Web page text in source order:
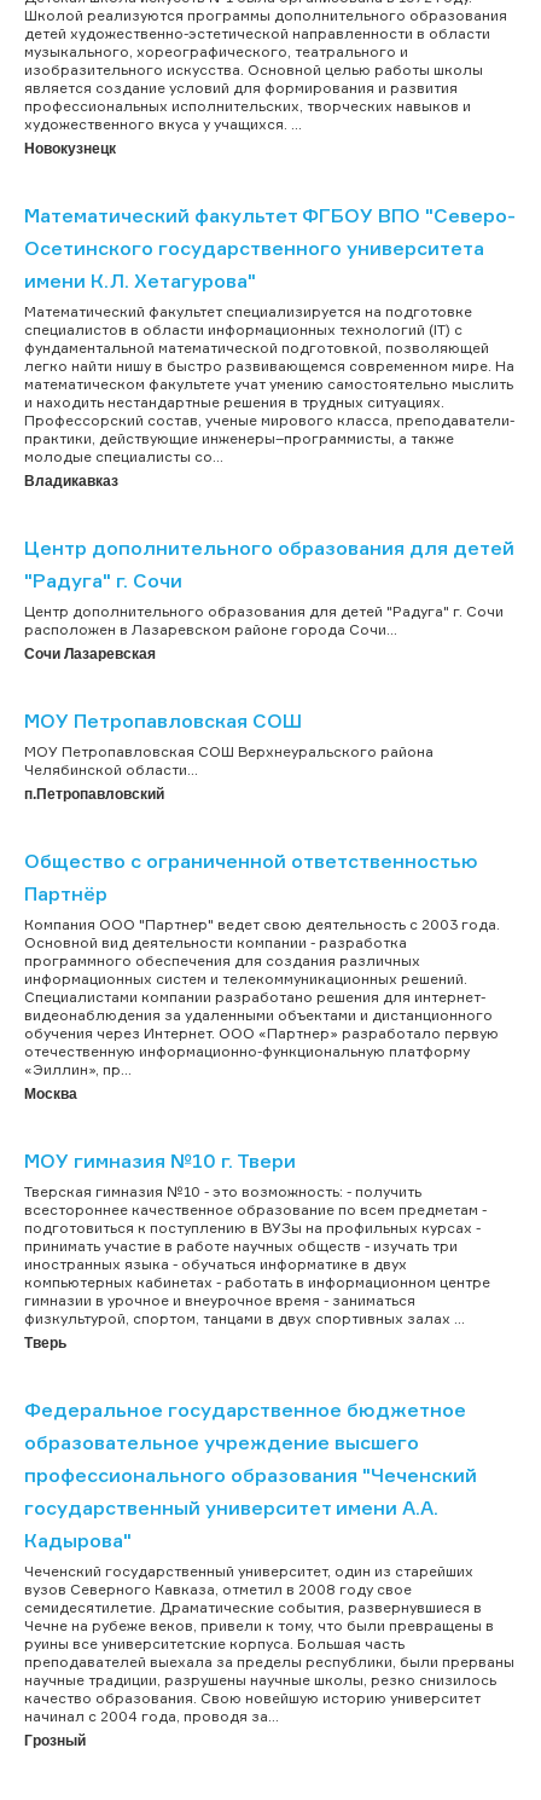
Школой реализуются программы дополнительного образования
детей художественно-эстетической направленности в области
музыкального, хореографического, театрального и
изобразительного искусства. Основной целью работы школы
является создание условий для формирования и развития
профессиональных исполнительских, творческих навыков и
художественного вкуса у учащихся. ...
Новокузнецк
Математический факультет ФГБОУ ВПО "Северо-
Осетинского государственного университета
имени К.Л. Хетагурова"
Математический факультет специализируется на подготовке
специалистов в области информационных технологий (IT) с
фундаментальной математической подготовкой, позволяющей
легко найти нишу в быстро развивающемся современном мире. На
математическом факультете учат умению самостоятельно мыслить
и находить нестандартные решения в трудных ситуациях.
Профессорский состав, ученые мирового класса, преподаватели-
практики, действующие инженеры–программисты, а также
молодые специалисты со...
Владикавказ
Центр дополнительного образования для детей
"Радуга" г. Сочи
Центр дополнительного образования для детей "Радуга" г. Сочи
расположен в Лазаревском районе города Сочи...
Сочи Лазаревская
МОУ Петропавловская СОШ
МОУ Петропавловская СОШ Верхнеуральского района
Челябинской области...
п.Петропавловский
Общество с ограниченной ответственностью
Партнёр
Компания ООО "Партнер" ведет свою деятельность с 2003 года.
Основной вид деятельности компании - разработка
программного обеспечения для создания различных
информационных систем и телекоммуникационных решений.
Специалистами компании разработано решения для интернет-
видеонаблюдения за удаленными объектами и дистанционного
обучения через Интернет. ООО «Партнер» разработало первую
отечественную информационно-функциональную платформу
«Эиллин», пр...
Москва
МОУ гимназия №10 г. Твери
Тверская гимназия №10 - это возможность: - получить
всестороннее качественное образование по всем предметам -
подготовиться к поступлению в ВУЗы на профильных курсах -
принимать участие в работе научных обществ - изучать три
иностранных языка - обучаться информатике в двух
компьютерных кабинетах - работать в информационном центре
гимназии в урочное и внеурочное время - заниматься
физкультурой, спортом, танцами в двух спортивных залах ...
Тверь
Федеральное государственное бюджетное
образовательное учреждение высшего
профессионального образования "Чеченский
государственный университет имени А.А.
Кадырова"
Чеченский государственный университет, один из старейших
вузов Северного Кавказа, отметил в 2008 году свое
семидесятилетие. Драматические события, развернувшиеся в
Чечне на рубеже веков, привели к тому, что были превращены в
руины все университетские корпуса. Большая часть
преподавателей выехала за пределы республики, были прерваны
научные традиции, разрушены научные школы, резко снизилось
качество образования. Свою новейшую историю университет
начинал с 2004 года, проводя за...
Грозный